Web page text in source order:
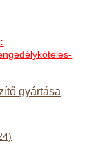
gyártása